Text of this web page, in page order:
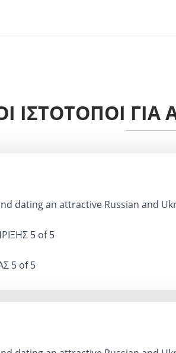
ΙΣΤΌΤΟΠΟΙ
dating an attractive Russian and
5 of 5
5 of 5